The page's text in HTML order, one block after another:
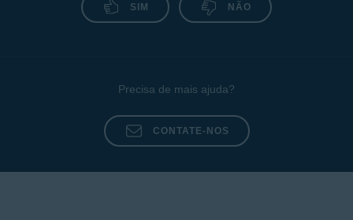
SIM NÃO
Precisa de mais ajuda?
CONTATE-NOS